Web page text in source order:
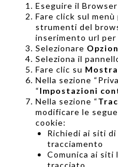
Eseguire il
Fare click sul
strumenti del
inserimento url per
Selezionare
Seleziona il
Fare clic su
Nella sezione
“Impostazioni
Nella sezione “
modificare le
cookie:
Richiedi ai siti
tracciamento
Comunica ai siti
tracciato